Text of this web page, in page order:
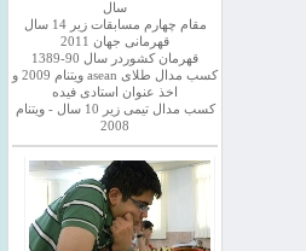
سال
مقام چهارم مسابقات زیر 14 سال
قهرمانی جهان 2011
قهرمان کشوردر سال 90-1389
کسب مدال طلای asean ویتنام 2009 و
اخذ عنوان استادی فیده
کسب مدال تیمی زیر 10 سال - ویتنام
2008